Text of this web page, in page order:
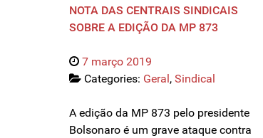
NOTA DAS CENTRAIS SINDICAIS
SOBRE A EDIÇÃO DA MP 873
7 março 2019
Categories: Geral , Sindical
A edição da MP 873 pelo presidente
Bolsonaro é um grave ataque contra